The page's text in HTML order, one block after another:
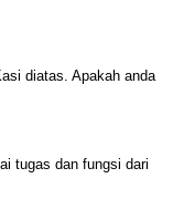
diatas. Apakah anda
tugas dan fungsi dari